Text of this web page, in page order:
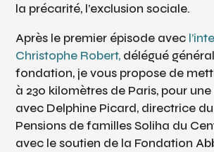
la précarité, l’exclusion sociale.
Après le premier épisode avec
Christophe Robert, délégué
fondation, je vous propose de
à 230 kilomètres de Paris, pour
avec Delphine Picard, directrice
Pensions de familles Soliha du
avec le soutien de la Fondation